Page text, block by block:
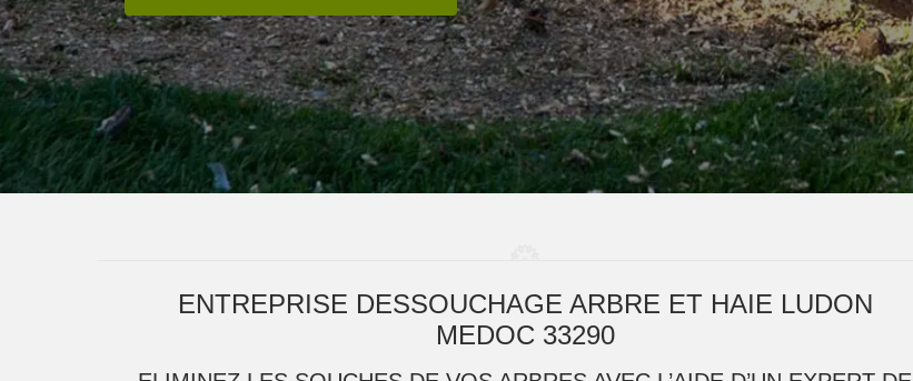
ENTREPRISE DESSOUCHAGE ARBRE ET HAIE LUDON
MEDOC 33290